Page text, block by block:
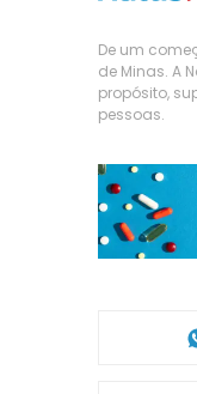
De um
de Minas. A
propósito,
pessoas.